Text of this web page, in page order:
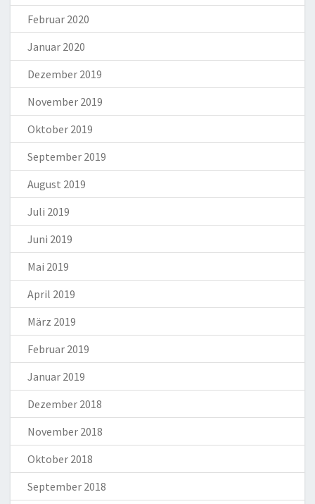
Februar 2020
Januar 2020
Dezember 2019
November 2019
Oktober 2019
September 2019
August 2019
Juli 2019
Juni 2019
Mai 2019
April 2019
März 2019
Februar 2019
Januar 2019
Dezember 2018
November 2018
Oktober 2018
September 2018